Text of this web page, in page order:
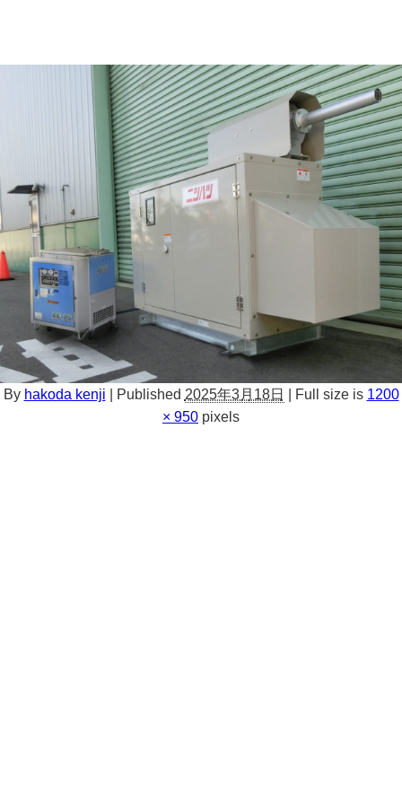
By hakoda kenji Published 2025年3月18日 Full size is 1200
× 950 pixels